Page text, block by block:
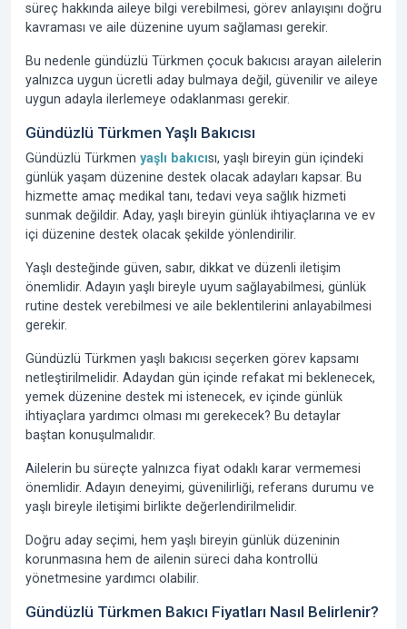
süreç hakkında aileye bilgi verebilmesi, görev anlayışını doğru
kavraması ve aile düzenine uyum sağlaması gerekir.
Bu nedenle gündüzlü Türkmen çocuk bakıcısı arayan ailelerin
yalnızca uygun ücretli aday bulmaya değil, güvenilir ve aileye
uygun adayla ilerlemeye odaklanması gerekir.
Gündüzlü Türkmen Yaşlı Bakıcısı
Gündüzlü Türkmen yaşlı bakıcısı, yaşlı bireyin gün içindeki
günlük yaşam düzenine destek olacak adayları kapsar. Bu
hizmette amaç medikal tanı, tedavi veya sağlık hizmeti
sunmak değildir. Aday, yaşlı bireyin günlük ihtiyaçlarına ve ev
içi düzenine destek olacak şekilde yönlendirilir.
Yaşlı desteğinde güven, sabır, dikkat ve düzenli iletişim
önemlidir. Adayın yaşlı bireyle uyum sağlayabilmesi, günlük
rutine destek verebilmesi ve aile beklentilerini anlayabilmesi
gerekir.
Gündüzlü Türkmen yaşlı bakıcısı seçerken görev kapsamı
netleştirilmelidir. Adaydan gün içinde refakat mi beklenecek,
yemek düzenine destek mi istenecek, ev içinde günlük
ihtiyaçlara yardımcı olması mı gerekecek? Bu detaylar
baştan konuşulmalıdır.
Ailelerin bu süreçte yalnızca fiyat odaklı karar vermemesi
önemlidir. Adayın deneyimi, güvenilirliği, referans durumu ve
yaşlı bireyle iletişimi birlikte değerlendirilmelidir.
Doğru aday seçimi, hem yaşlı bireyin günlük düzeninin
korunmasına hem de ailenin süreci daha kontrollü
yönetmesine yardımcı olabilir.
Gündüzlü Türkmen Bakıcı Fiyatları Nasıl Belirlenir?